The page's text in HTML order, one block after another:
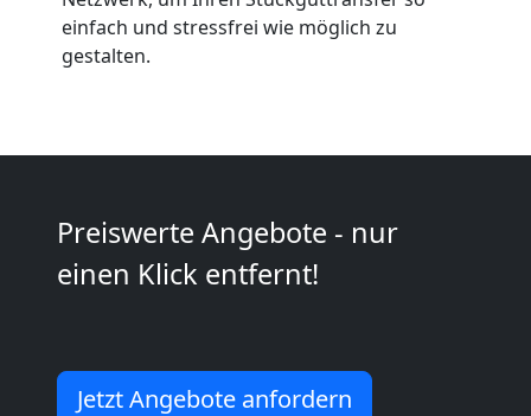
einfach und stressfrei wie möglich zu
gestalten.
Preiswerte Angebote - nur
einen Klick entfernt!
Jetzt Angebote anfordern
Möbeltransport
National
International